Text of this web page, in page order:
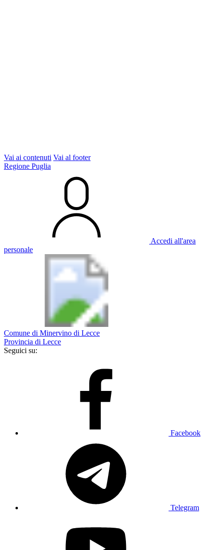
Vai ai contenuti Vai al footer
Regione Puglia
Accedi all'area
personale
Comune di Minervino di Lecce
Provincia di Lecce
Seguici su:
Facebook
Telegram